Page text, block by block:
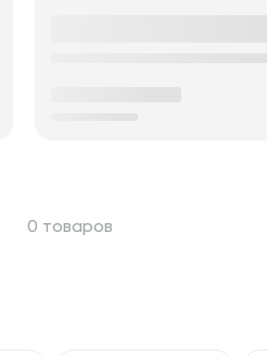
0 товаров